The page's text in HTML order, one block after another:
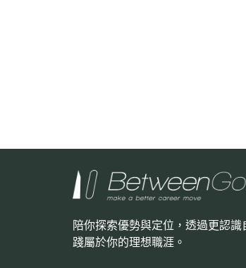
陪你探索優勢與定位，透過更認識
踐屬於你的理想職涯。